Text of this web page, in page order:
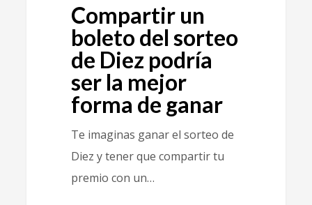
Compartir un
boleto del sorteo
de Diez podría
ser la mejor
forma de ganar
Te imaginas ganar el sorteo de
Diez y tener que compartir tu
premio con un…